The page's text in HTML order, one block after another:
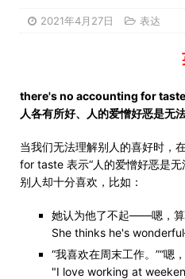
2021年4月27日 表达
there's no accounting for taste
人各有所好、人的爱憎好恶是无
当我们无法理解别人的喜好时，
for taste 表示“人的爱憎好恶是
别人却十分喜欢，比如：
她认为他了不起——嗯，算
She thinks he's
“我喜欢在周末工作。”“嗯
"I love working at